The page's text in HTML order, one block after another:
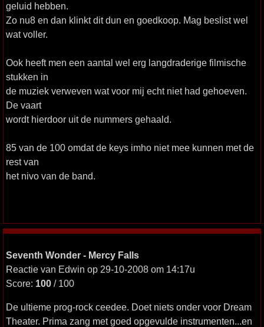
geluid hebben.
Zo nu8 en dan klinkt dit dun en goedkoop. Mag beslist wel
wat voller.
Ook heeft men een aantal wel erg langdraderige filmische
stukken in
de muziek verweven wat voor mij echt niet had gehoeven.
De vaart
wordt hierdoor uit de nummers gehaald.
85 van de 100 omdat de keys imho niet mee kunnen met de
rest van
het nivo van de band.
Seventh Wonder - Mercy Falls
Reactie van Edwin op 29-10-2008 om 14:17u
Score: 100 / 100
De ultieme prog-rock ceedee. Doet niets onder voor Dream
Theater. Prima zang met goed opgevulde instrumenten...en